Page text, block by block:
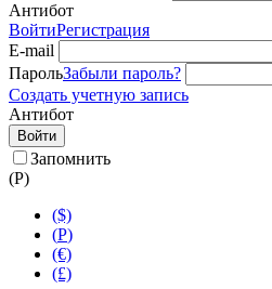
Антибот
ВойтиРегистрация
E-mail
ПарольЗабыли пароль?
Создать учетную запись
Антибот
Войти
Запомнить
(Р)
($)
(Р)
(€)
(£)